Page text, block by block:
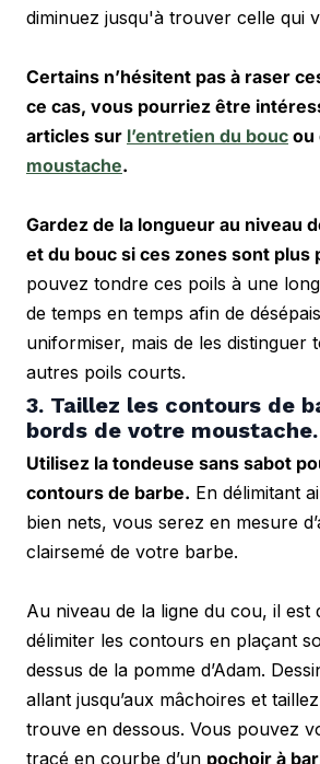
diminuez jusqu'à trouver celle qui
Certains n’hésitent pas à raser
ce cas, vous pourriez être
articles sur l’entretien du bouc ou
moustache.
Gardez de la longueur au niveau
et du bouc si ces zones sont plus
pouvez tondre ces poils à une
de temps en temps afin de
uniformiser, mais de les distinguer
autres poils courts.
3. Taillez les contours de
bords de votre moustache.
Utilisez la tondeuse sans sabot
contours de barbe. En délimitant
bien nets, vous serez en mesure
clairsemé de votre barbe.
Au niveau de la ligne du cou, il est
délimiter les contours en plaçant
dessus de la pomme d’Adam.
allant jusqu’aux mâchoires et
trouve en dessous. Vous pouvez
tracé en courbe d’un pochoir à